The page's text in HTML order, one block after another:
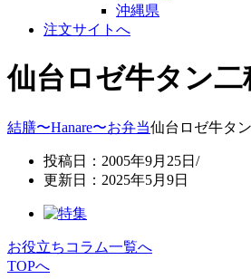
沖縄県
注文サイトへ
仙台ロゼ牛タン二
結膳〜Hanare〜お弁当仙台ロゼ牛タ
投稿日：2005年9月25日/
更新日：2025年5月9日
お役立ちコラム一覧へ
TOPへ